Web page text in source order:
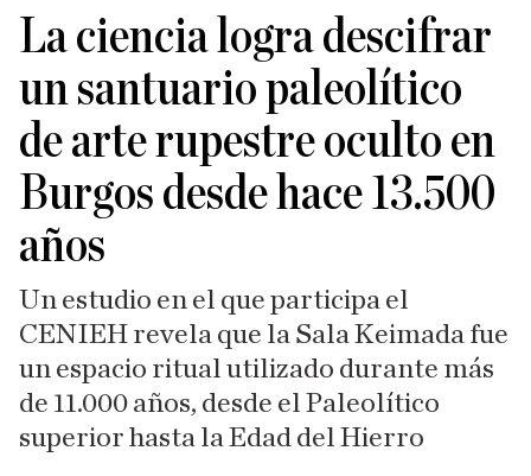
La ciencia logra descifrar
un santuario paleolítico
de arte rupestre oculto en
Burgos desde hace 13.500
años
Un estudio en el que participa el
CENIEH revela que la Sala Keimada fue
un espacio ritual utilizado durante más
de 11.000 años, desde el Paleolítico
superior hasta la Edad del Hierro